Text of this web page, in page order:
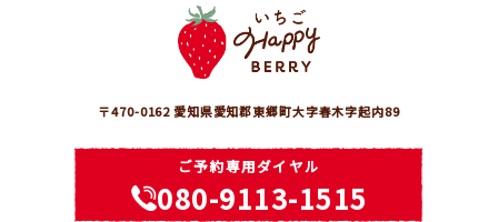
〒470-0162 愛知県愛知郡東郷町大字春木字起内89
ご予約専用ダイヤル
080-9113-1515